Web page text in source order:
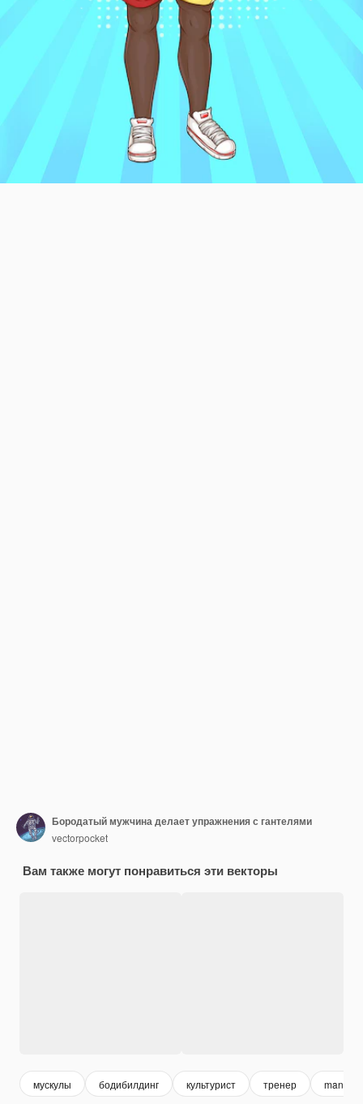
Бородатый мужчина делает упражнения с гантелями
vectorpocket
Вам также могут понравиться эти векторы
мускулы бодибилдинг культурист тренер man